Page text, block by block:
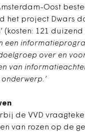
Oost
het project Dwars
(kosten: 121
een
over en
van
de VVD
van rozen op de